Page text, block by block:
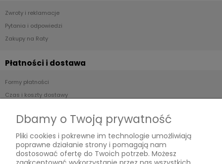
Zwroty i reklamacje
Pytania i odpowiedzi
Zakupy na Raty
Płatności i dostawa
Formy płatności
Czas i koszty dostawy
Informacje
Regulamin
Dbamy o Twoją prywatność
Pliki cookies i pokrewne im technologie umożliwiają
poprawne działanie strony i pomagają nam
dostosować ofertę do Twoich potrzeb. Możesz